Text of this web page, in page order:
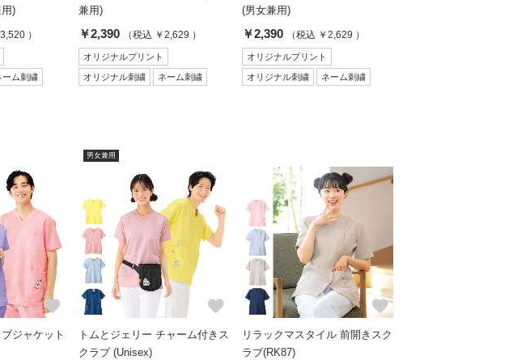
)
）
ーム刺繍
兼用)
￥2,390 （税込 ￥2,629 ）
オリジナルプリント
オリジナル刺繍 ネーム刺繍
(男女兼用)
￥2,390 （税込 ￥2,629 ）
オリジナルプリント
オリジナル刺繍 ネーム刺繍
favorite
ジャケット
男女兼用
favorite
トムとジェリー チャーム付きス
クラブ (Unisex)
favorite
リラックマスタイル 前開きスク
ラブ(RK87)